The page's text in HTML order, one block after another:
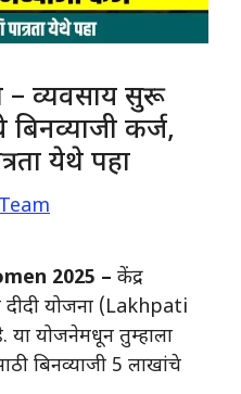
– व्यवसाय सुरू
बिनव्याजी कर्ज,
येथे पहा
2025 – केंद्र
योजना (Lakhpati
योजनेमधून तुम्हाला
बिनव्याजी 5 लाखांचे